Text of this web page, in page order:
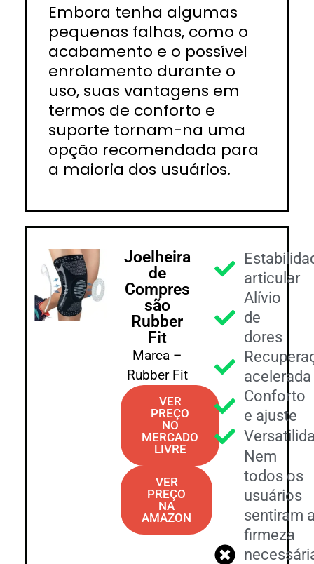
Embora tenha algumas
pequenas falhas, como o
acabamento e o possível
enrolamento durante o
uso, suas vantagens em
termos de conforto e
suporte tornam-na uma
opção recomendada para
a maioria dos usuários.
Joelheira
de
Compres
são
Rubber
Fit
Marca –
Rubber Fit
VER
PREÇO
NO
MERCADO
LIVRE
VER
PREÇO
NA
AMAZON
articular
Alívio
de
dores
acelerada
Conforto
e ajuste
Nem
todos os
usuários
sentiram
firmeza